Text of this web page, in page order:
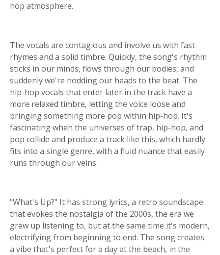
hop atmosphere.
The vocals are contagious and involve us with fast
rhymes and a solid timbre. Quickly, the song's rhythm
sticks in our minds, flows through our bodies, and
suddenly we're nodding our heads to the beat. The
hip-hop vocals that enter later in the track have a
more relaxed timbre, letting the voice loose and
bringing something more pop within hip-hop. It's
fascinating when the universes of trap, hip-hop, and
pop collide and produce a track like this, which hardly
fits into a single genre, with a fluid nuance that easily
runs through our veins.
"What's Up?" It has strong lyrics, a retro soundscape
that evokes the nostalgia of the 2000s, the era we
grew up listening to, but at the same time it's modern,
electrifying from beginning to end. The song creates
a vibe that's perfect for a day at the beach, in the